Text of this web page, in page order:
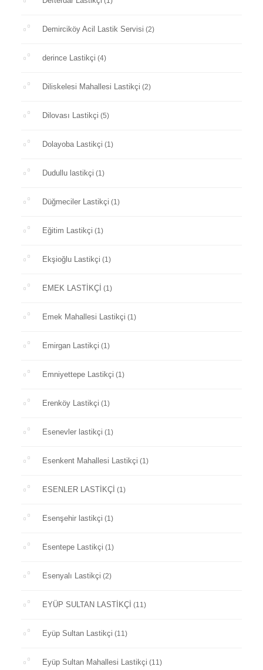
Demirciköy Acil Lastik Servisi (2)
derince Lastikçi (4)
Diliskelesi Mahallesi Lastikçi (2)
Dilovası Lastikçi (5)
Dolayoba Lastikçi (1)
Dudullu lastikçi (1)
Düğmeciler Lastikçi (1)
Eğitim Lastikçi (1)
Ekşioğlu Lastikçi (1)
EMEK LASTİKÇİ (1)
Emek Mahallesi Lastikçi (1)
Emirgan Lastikçi (1)
Emniyettepe Lastikçi (1)
Erenköy Lastikçi (1)
Esenevler lastikçi (1)
Esenkent Mahallesi Lastikçi (1)
ESENLER LASTİKÇİ (1)
Esenşehir lastikçi (1)
Esentepe Lastikçi (1)
Esenyalı Lastikçi (2)
EYÜP SULTAN LASTİKÇİ (11)
Eyüp Sultan Lastikçi (11)
Eyüp Sultan Mahallesi Lastikçi (11)